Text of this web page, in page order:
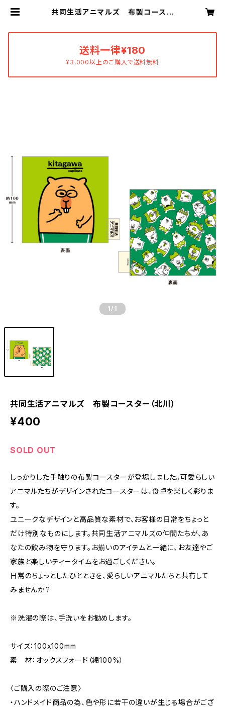
共同生活アニマルズ 布製コースタ
送料一律¥180
¥3,000以上のご購入で送料無料
1 /1
共同生活アニマルズ 布製コースター（北川）
¥400
SOLD OUT
しっかりした手触りの布製コースターが登場しました。可愛らしい
アニマルたちがデザインされたコースターは、食卓を楽しく彩りま
す。
ユニークなデザインと高品質な素材で、お客様の日常をちょっと
だけ特別なものにします。共同生活アニマルズの仲間たちが、あ
なたの飲み物を守ります。お揃いのアイテムと一緒に、お友達やご
家族と楽しいティータイムをお過ごしください。
日常のちょっとしたひとときを、愛らしいアニマルたちと共有して
みませんか？
※洗濯の際は、手洗いをお勧めします。
サイズ：100x100mm
素 材：オックスフォード（綿100%）
〈ご購入の際のご注意〉
・ハンドメイド商品の為、色や形に若干の違いが生じる場合がござ